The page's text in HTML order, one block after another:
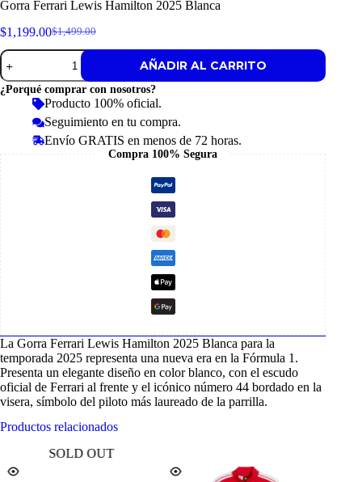
Gorra Ferrari Lewis Hamilton 2025 Blanca
$1,499.00
Original
price
$1,499.00.
$1,199.00Current
price
$1,199.00.
Gorra
Ferrari
Lewis
Hamilton
Blanca
cantidad
AÑADIR AL CARRITO
¿Porqué comprar con nosotros?
Producto 100% oficial.
Seguimiento en tu compra.
Envío GRATIS en menos de 72 horas.
Compra 100% Segura
La Gorra Ferrari Lewis Hamilton 2025 Blanca para la
temporada 2025 representa una nueva era en la Fórmula 1.
Presenta un elegante diseño en color blanco, con el escudo
oficial de Ferrari al frente y el icónico número 44 bordado en la
visera, símbolo del piloto más laureado de la parrilla.
Productos relacionados
SOLD OUT